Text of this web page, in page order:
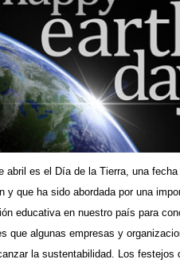
abril es el Día de la Tierra, una
y que ha sido abordada por una
educativa en nuestro país para
que algunas empresas y
la sustentabilidad. Los festejos